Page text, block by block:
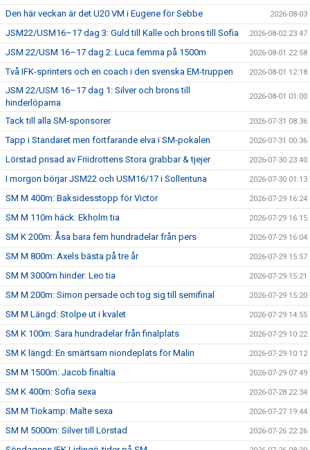
Den här veckan är det U20 VM i Eugene för Sebbe 2026-08-03
JSM22/USM16–17 dag 3: Guld till Kalle och brons till Sofia 2026-08-02 23:47
JSM 22/USM 16–17 dag 2: Luca femma på 1500m 2026-08-01 22:58
Två IFK-sprinters och en coach i den svenska EM-truppen 2026-08-01 12:18
JSM 22/USM 16–17 dag 1: Silver och brons till
hinderlöparna
2026-08-01 01:00
Tack till alla SM-sponsorer 2026-07-31 08:36
Tapp i Standaret men fortfarande elva i SM-pokalen 2026-07-31 00:36
Lörstad prisad av Friidrottens Stora grabbar & tjejer 2026-07-30 23:40
I morgon börjar JSM22 och USM16/17 i Sollentuna 2026-07-30 01:13
SM M 400m: Baksidesstopp för Victor 2026-07-29 16:24
SM M 110m häck: Ekholm tia 2026-07-29 16:15
SM K 200m: Åsa bara fem hundradelar från pers 2026-07-29 16:04
SM M 800m: Axels bästa på tre år 2026-07-29 15:57
SM M 3000m hinder: Leo tia 2026-07-29 15:21
SM M 200m: Simon persade och tog sig till semifinal 2026-07-29 15:20
SM M Längd: Stolpe ut i kvalet 2026-07-29 14:55
SM K 100m: Sara hundradelar från finalplats 2026-07-29 10:22
SM K längd: En smärtsam niondeplats för Malin 2026-07-29 10:12
SM M 1500m: Jacob finaltia 2026-07-29 07:49
SM K 400m: Sofia sexa 2026-07-28 22:34
SM M Tiokamp: Malte sexa 2026-07-27 19:44
SM M 5000m: Silver till Lörstad 2026-07-26 22:26